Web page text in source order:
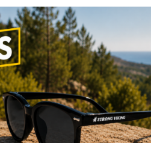
slideshow Items